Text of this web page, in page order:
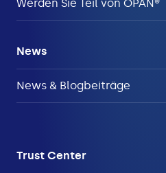
Werden Sie Teil von OPAN®
News
News & Blogbeiträge
Trust Center